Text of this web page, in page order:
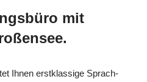
mit
Ihnen erstklassige Sprach-